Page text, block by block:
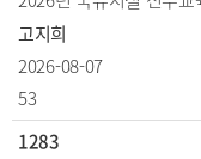
고지희
2026-08-07
53
1283